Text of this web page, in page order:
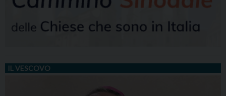
IL VESCOVO